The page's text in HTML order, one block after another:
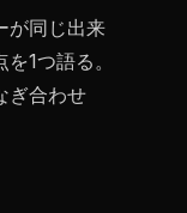
が同じ出来
1つ語る。
ぎ合わせ